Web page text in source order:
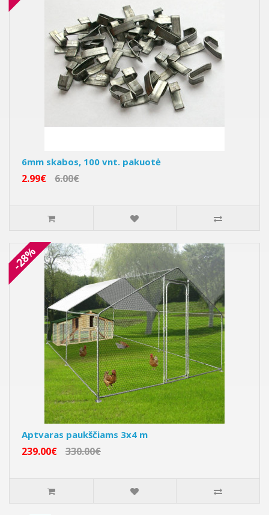
6mm skabos, 100 vnt. pakuotė
2.99€ 6.00€
-28%
Aptvaras paukščiams 3x4 m
239.00€ 330.00€